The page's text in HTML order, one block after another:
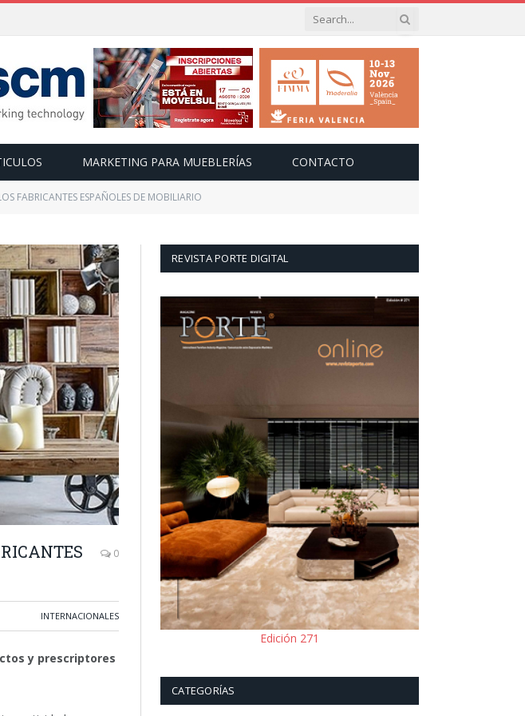
MARKETING PARA MUEBLERÍAS CONTACTO
FABRICANTES ESPAÑOLES DE MOBILIARIO
0
INTERNACIONALES
y prescriptores
REVISTA PORTE DIGITAL
Edición 271
CATEGORÍAS